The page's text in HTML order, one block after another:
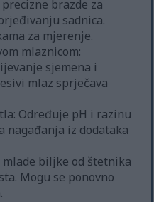
brazde za
sadnica.
za mjerenje.
mlaznicom:
sjemena i
mlaz sprječava
Određuje pH i razinu
iz dodataka
mlade biljke od štetnika
Mogu se ponovno